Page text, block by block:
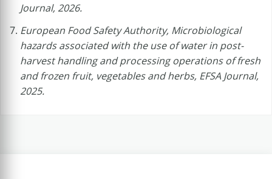
Journal, 2026.
European Food Safety Authority, Microbiological
hazards associated with the use of water in post-
harvest handling and processing operations of fresh
and frozen fruit, vegetables and herbs, EFSA Journal,
2025.